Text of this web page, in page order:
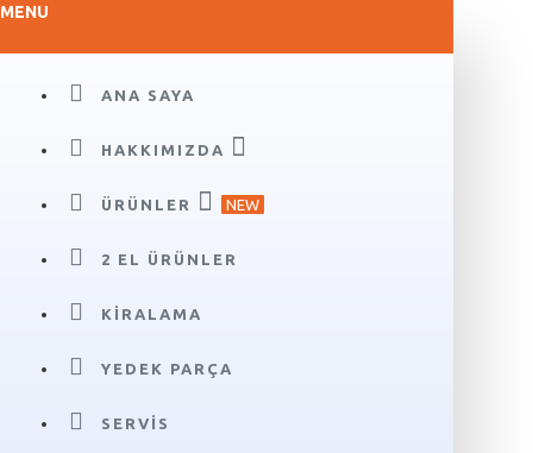
MENU
ANA SAYA
HAKKIMIZDA
ÜRÜNLER NEW
2 EL ÜRÜNLER
KIRALAMA
YEDEK PARÇA
SERVIS